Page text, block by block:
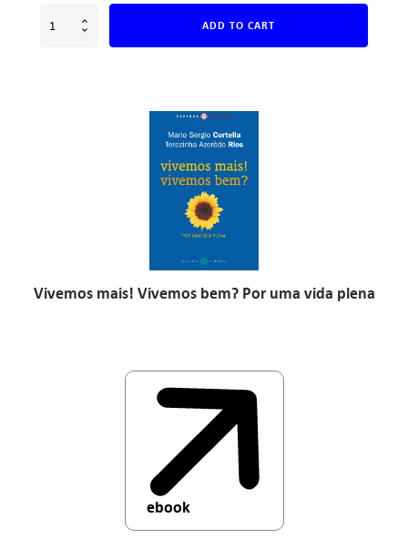
ADD TO CART
Vivemos mais! Vivemos bem? Por uma vida plena
ebook